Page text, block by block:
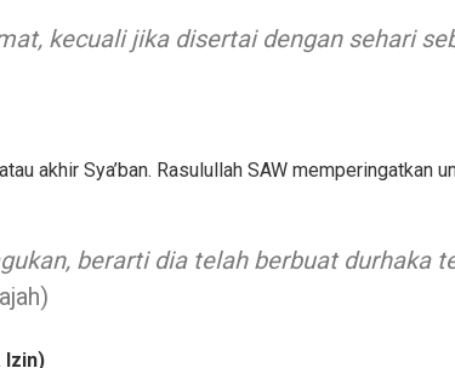
kecuali jika disertai dengan sehari
akhir Sya’ban. Rasulullah SAW memperingatkan
berarti dia telah berbuat durhaka
Izin)